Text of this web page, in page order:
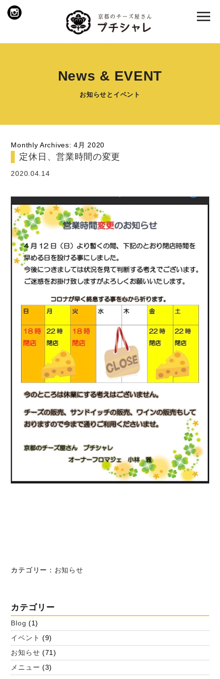
News & EVENT
お知らせとイベント
Monthly Archives: 4月 2020
定休日、営業時間の変更
2020.04.14
カテゴリー： お知らせ
カテゴリー
Blog (1)
イベント (9)
お知らせ (71)
メニュー (3)